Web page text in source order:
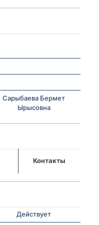
Сарыбаева Бермет
Ырысовна
Контакты
Действует